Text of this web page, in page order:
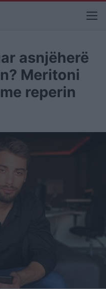
asnjëherë
Meritoni
reperin